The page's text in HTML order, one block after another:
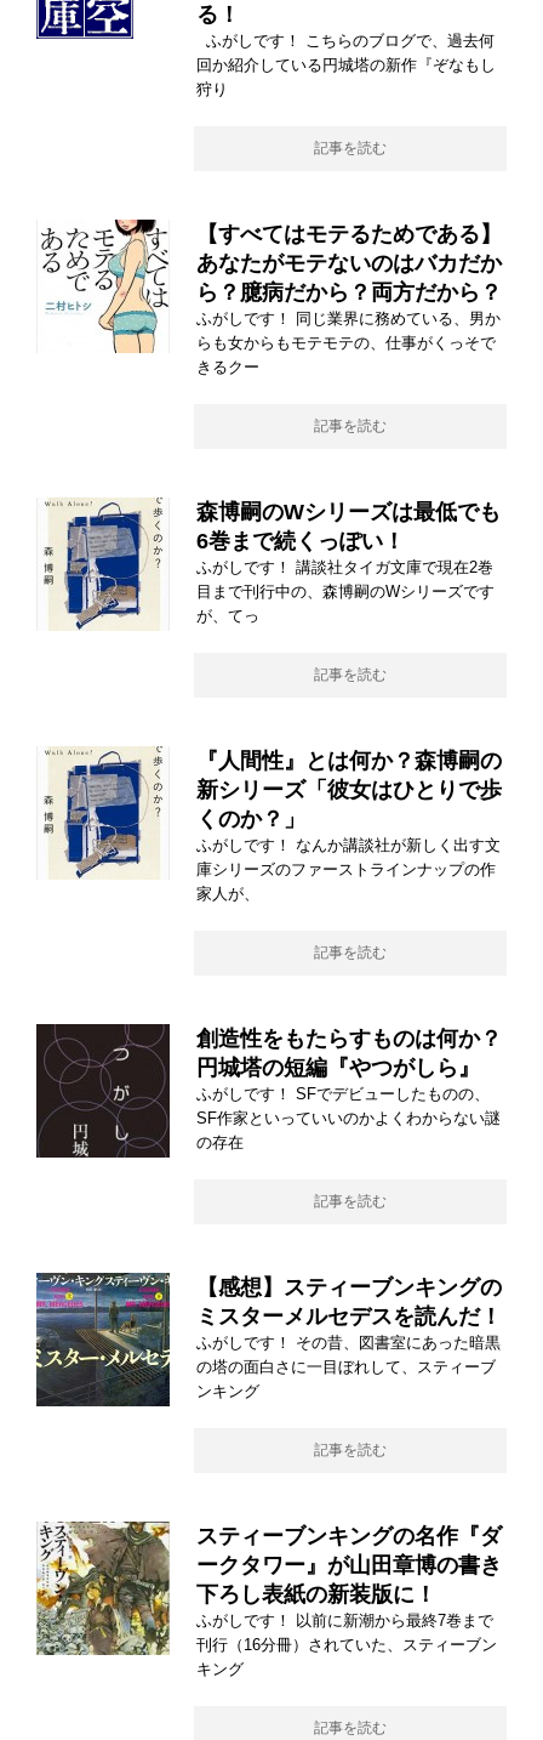
る！
ふがしです！ こちらのブログで、過去何
回か紹介している円城塔の新作『ぞなもし
狩り
記事を読む
【すべてはモテるためである】
あなたがモテないのはバカだか
ら？臆病だから？両方だから？
ふがしです！ 同じ業界に務めている、男か
らも女からもモテモテの、仕事がくっそで
きるクー
記事を読む
森博嗣のWシリーズは最低でも
6巻まで続くっぽい！
ふがしです！ 講談社タイガ文庫で現在2巻
目まで刊行中の、森博嗣のWシリーズです
が、てっ
記事を読む
『人間性』とは何か？森博嗣の
新シリーズ「彼女はひとりで歩
くのか？」
ふがしです！ なんか講談社が新しく出す文
庫シリーズのファーストラインナップの作
家人が、
記事を読む
創造性をもたらすものは何か？
円城塔の短編『やつがしら』
ふがしです！ SFでデビューしたものの、
SF作家といっていいのかよくわからない謎
の存在
記事を読む
【感想】スティーブンキングの
ミスターメルセデスを読んだ！
ふがしです！ その昔、図書室にあった暗黒
の塔の面白さに一目ぼれして、スティーブ
ンキング
記事を読む
スティーブンキングの名作『ダ
ークタワー』が山田章博の書き
下ろし表紙の新装版に！
ふがしです！ 以前に新潮から最終7巻まで
刊行（16分冊）されていた、スティーブン
キング
記事を読む